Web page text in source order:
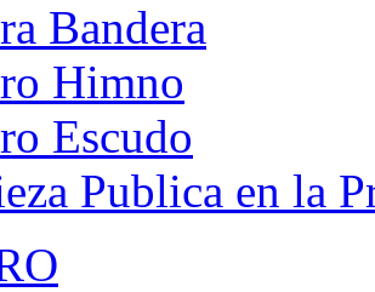
Bandera
Himno
Escudo
Publica en la